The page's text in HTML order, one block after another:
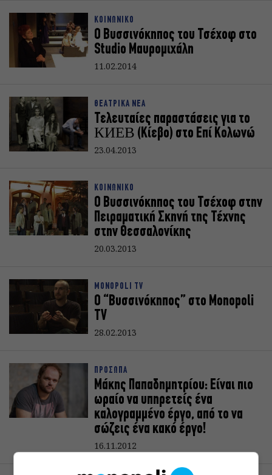
ΚΟΙΝΩΝΙΚΟ
Ο Βυσσινόκηπος του Τσέχοφ στο
Studio Μαυρομιχάλη
11.02.2014
ΘΕΑΤΡΙΚΑ ΝΕΑ
Τελευταίες παραστάσεις για το
КИЕВ (Κίεβο) στο Επί Κολωνώ
23.04.2013
ΚΟΙΝΩΝΙΚΟ
Ο Βυσσινόκηπος του Τσέχοφ στην
Πειραματική Σκηνή της Τέχνης
στην Θεσσαλονίκης
20.03.2013
MONOPOLI TV
Ο “Βυσσινόκηπος” στο Monopoli
TV
28.02.2013
ΠΡΟΣΩΠΑ
Μάκης Παπαδημητρίου: Είναι πιο
ωραίο να υπηρετείς ένα
καλογραμμένο έργο, από το να
σώζεις ένα κακό έργο!
16.11.2012